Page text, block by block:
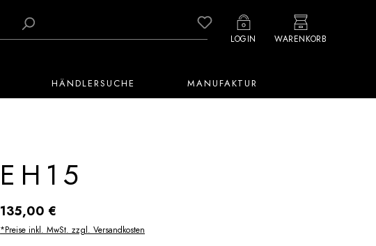
Du hast 0 Produkte auf dem
LOGIN WARENKORB
HÄNDLERSUCHE MANUFAKTUR
EH15
Regulärer Preis:
135,00 €
*Preise inkl. MwSt. zzgl. Versandkosten